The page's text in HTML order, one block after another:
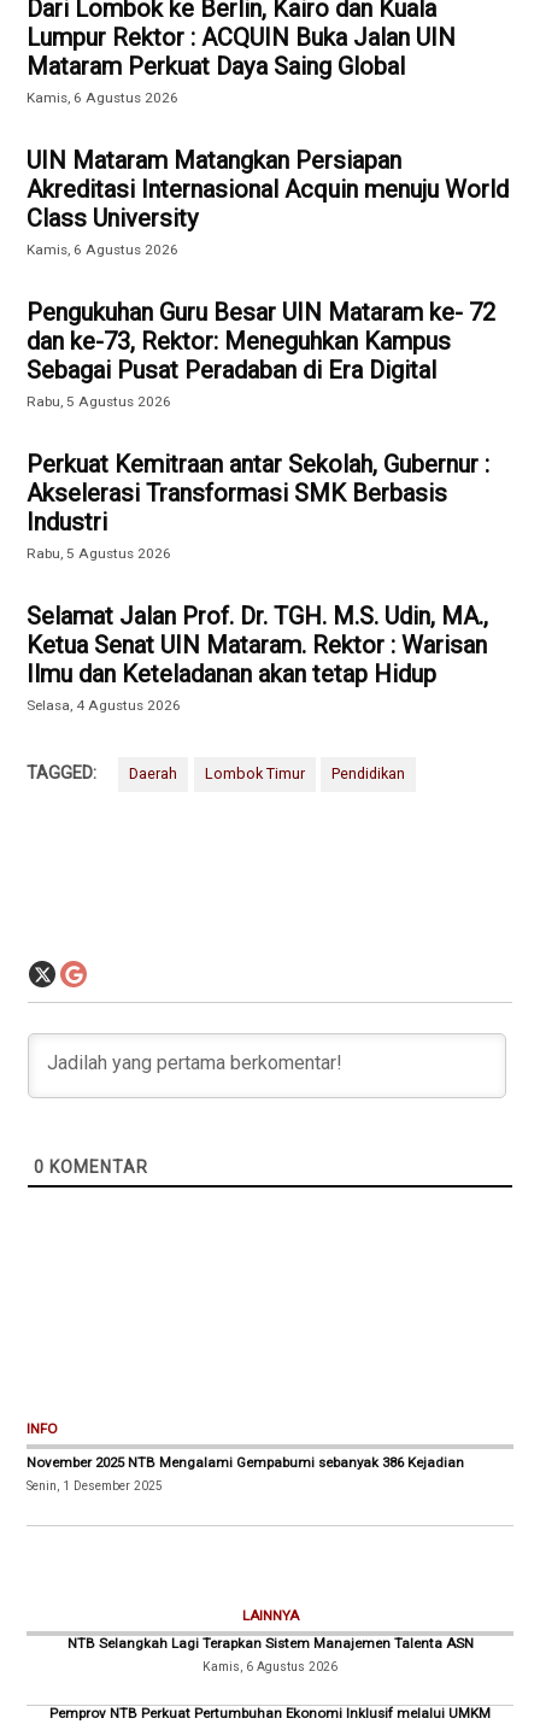
Dari Lombok ke Berlin, Kairo dan Kuala
Lumpur Rektor : ACQUIN Buka Jalan UIN
Mataram Perkuat Daya Saing Global
Kamis, 6 Agustus 2026
UIN Mataram Matangkan Persiapan
Akreditasi Internasional Acquin menuju World
Class University
Kamis, 6 Agustus 2026
Pengukuhan Guru Besar UIN Mataram ke- 72
dan ke-73, Rektor: Meneguhkan Kampus
Sebagai Pusat Peradaban di Era Digital
Rabu, 5 Agustus 2026
Perkuat Kemitraan antar Sekolah, Gubernur :
Akselerasi Transformasi SMK Berbasis
Industri
Rabu, 5 Agustus 2026
Selamat Jalan Prof. Dr. TGH. M.S. Udin, MA.,
Ketua Senat UIN Mataram. Rektor : Warisan
Ilmu dan Keteladanan akan tetap Hidup
Selasa, 4 Agustus 2026
TAGGED: Daerah Lombok Timur Pendidikan
0 KOMENTAR
INFO
November 2025 NTB Mengalami Gempabumi sebanyak 386 Kejadian
Senin, 1 Desember 2025
LAINNYA
NTB Selangkah Lagi Terapkan Sistem Manajemen Talenta ASN
Kamis, 6 Agustus 2026
Pemprov NTB Perkuat Pertumbuhan Ekonomi Inklusif melalui UMKM